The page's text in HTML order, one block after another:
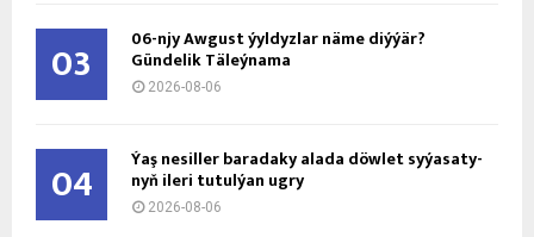
03 06-njy Awgust ýyldyzlar näme diýýär?
Gündelik Täleýnama
2026-08-06
04 Ýaş ne­sil­ler ba­ra­da­ky ala­da döw­let sy­ýa­sa­ty­
nyň ile­ri tu­tul­ýan ug­ry
2026-08-06